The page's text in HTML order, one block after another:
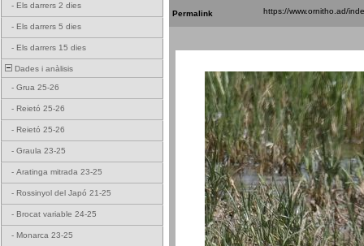
- Els darrers 2 dies
- Els darrers 5 dies
- Els darrers 15 dies
Dades i anàlisis
- Grua 25-26
- Reietó 25-26
- Reietó 25-26
- Graula 23-25
- Aratinga mitrada 23-25
- Rossinyol del Japó 21-25
- Brocat variable 24-25
- Monarca 23-25
Permalink